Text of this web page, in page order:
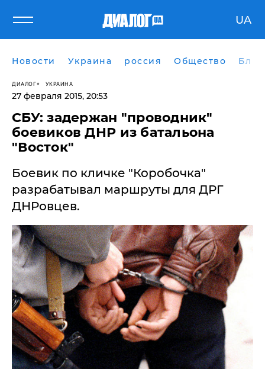
UA
Новости Украина россия Общество
ДИАЛОГ УКРАИНА
27 февраля 2015, 20:53
СБУ: задержан "проводник"
боевиков ДНР из батальона
"Восток"
Боевик по кличке "Коробочка"
разрабатывал маршруты для ДРГ
ДНРовцев.